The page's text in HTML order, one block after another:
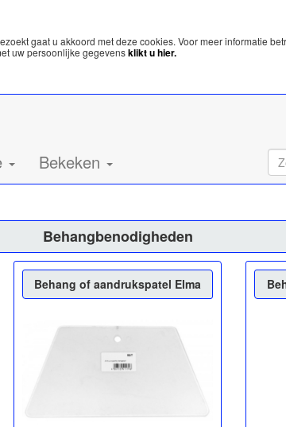
gaat u akkoord met deze cookies. Voor meer informatie
uw persoonlijke gegevensklikt u hier.
Bekeken
Behangbenodigheden
Behang of aandrukspatel Elma